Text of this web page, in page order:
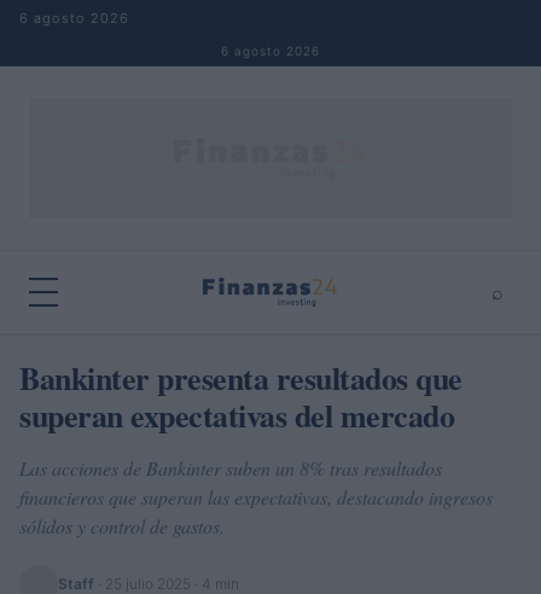
Saltar al contenido
6 agosto 2026
6 agosto 2026
⌕
Buscar ⌕
Bankinter presenta resultados que
superan expectativas del mercado
Las acciones de Bankinter suben un 8% tras resultados
financieros que superan las expectativas, destacando ingresos
sólidos y control de gastos.
Staff 25 julio 2025 · 4 min